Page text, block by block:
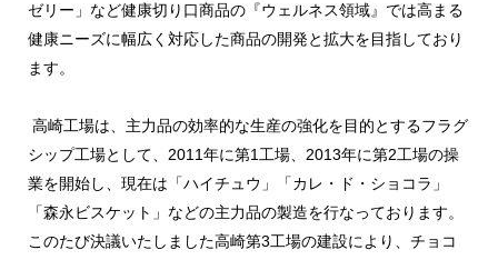
ゼリー」など健康切り口商品の『ウェルネス領域』では高まる
健康ニーズに幅広く対応した商品の開発と拡大を目指しており
ます。
高崎工場は、主力品の効率的な生産の強化を目的とするフラグ
シップ工場として、2011年に第1工場、2013年に第2工場の操
業を開始し、現在は「ハイチュウ」「カレ・ド・ショコラ」
「森永ビスケット」などの主力品の製造を行なっております。
このたび決議いたしました高崎第3工場の建設により、チョコ